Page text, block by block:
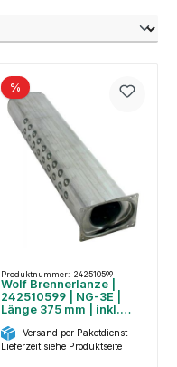
%
Produktnummer: 242510599
Wolf Brennerlanze |
242510599 | NG-3E |
Länge 375 mm | inkl.
Versand per Paketdienst
Lieferzeit siehe Produktseite